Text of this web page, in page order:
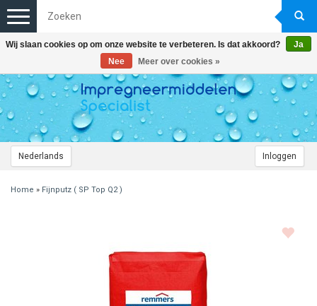
Nederlands Inloggen
Toggle
navigation
Home » Fijnputz ( SP Top Q2 )
Wij slaan cookies op om onze website te verbeteren. Is dat akkoord?
Ja
Nee
Meer over cookies »